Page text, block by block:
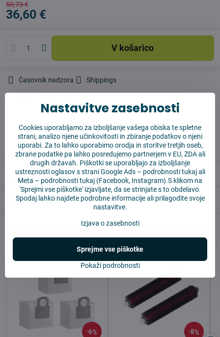
50,73 €
36,60 €
V košarico
Časovnik nadzora Shippings
✅ Takoj pripravljeno za pošiljanje
✅ BREZPLAČNA dostava nad 55 EUR
✅14 dni za vračilo blaga
Opis
Reviews 0
Morda se vam bo zdelo koristno
6% 8%
Nastavitve zasebnosti
Cookies uporabljamo za izboljšanje vašega obiska te spletne
strani, analizo njene učinkovitosti in zbiranje podatkov o njeni
uporabi. Za to lahko uporabimo orodja in storitve tretjih oseb,
zbrane podatke pa lahko posredujemo partnerjem v EU, ZDA ali
drugih državah. Piškotki se uporabljajo za izboljšanje
ustreznosti oglasov s strani Google Ads – podrobnosti tukajali
Meta – podrobnosti tukaj (Facebook, Instagram).S klikom na
'Sprejmi vse piškotke' izjavljate, da se strinjate s to obdelavo.
Spodaj lahko najdete podrobne informacije ali prilagodite svoje
nastavitve.
Izjava o zasebnosti
Pokaži podrobnosti
Sprejme vse piškotke